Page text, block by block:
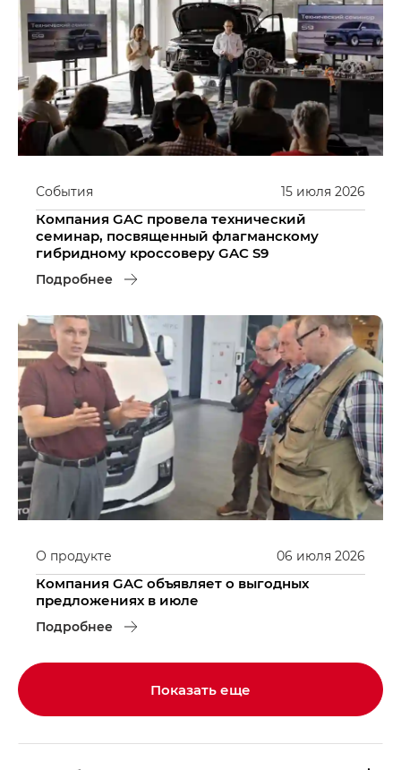
15 июля 2026
События
Компания GAC провела технический
семинар, посвященный флагманскому
гибридному кроссоверу GAC S9
Подробнее
06 июля 2026
О продукте
Компания GAC объявляет о выгодных
предложениях в июле
Подробнее
Показать еще